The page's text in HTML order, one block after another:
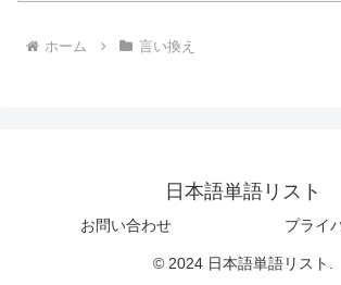
ホーム 言い換え
日本語単語リスト
お問い合わせ プライ
© 2024 日本語単語リスト.